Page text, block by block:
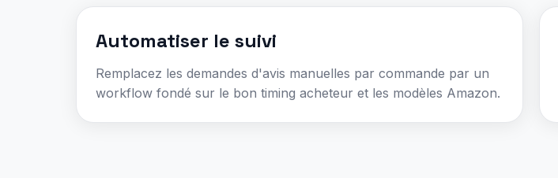
Automatiser le suivi
Remplacez les demandes d'avis manuelles par commande par un
workflow fondé sur le bon timing acheteur et les modèles Amazon.